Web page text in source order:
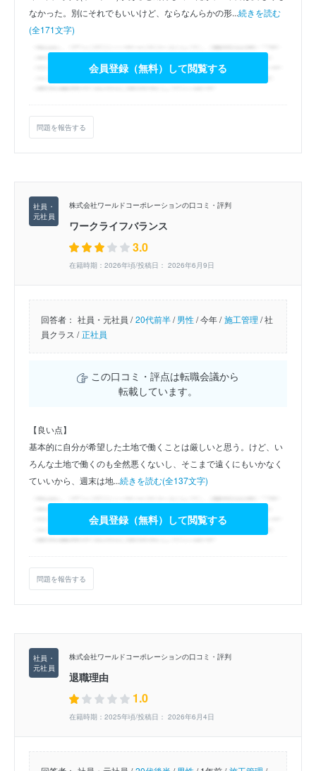
なかった。別にそれでもいいけど、ならなんらかの形...続きを読む
(全171文字)
会員登録（無料）して閲覧する
問題を報告する
株式会社ワールドコーポレーションの口コミ・評判
ワークライフバランス
3.0
在籍時期：2026年頃/投稿日： 2026年6月9日
回答者： 社員・元社員 / 20代前半/男性/今年 / 施工管理 /社
員クラス / 正社員
この口コミ・評点は転職会議から
転載しています。
【良い点】
基本的に自分が希望した土地で働くことは厳しいと思う。けど、い
ろんな土地で働くのも全然悪くないし、そこまで遠くにもいかなく
ていいから、週末は地...続きを読む(全137文字)
会員登録（無料）して閲覧する
問題を報告する
株式会社ワールドコーポレーションの口コミ・評判
退職理由
1.0
在籍時期：2025年頃/投稿日： 2026年6月4日